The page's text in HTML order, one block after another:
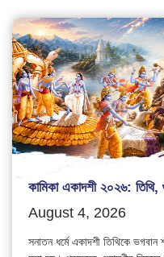
কামিকা একাদশী ২০২৬:
August 4, 2026
সনাতন ধর্মে একাদশী তিথিকে ভগবান